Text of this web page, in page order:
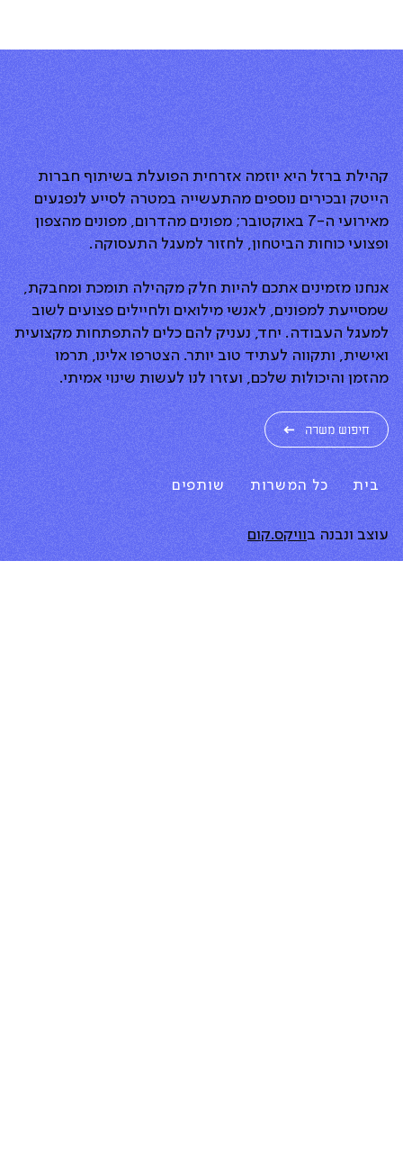
קהילת ברזל היא יוזמה אזרחית הפועלת בשיתוף חברות
הייטק ובכירים נוספים מהתעשייה במטרה לסייע לנפגעים
מאירועי ה-7 באוקטובר; מפונים מהדרום, מפונים מהצפון
ופצועי כוחות הביטחון, לחזור למעגל התעסוקה.
אנחנו מזמינים אתכם להיות חלק מקהילה תומכת ומחבקת,
שמסייעת למפונים, לאנשי מילואים ולחיילים פצועים לשוב
למעגל העבודה. יחד, נעניק להם כלים להתפתחות מקצועית
ואישית, ותקווה לעתיד טוב יותר. הצטרפו אלינו, תרמו
מהזמן והיכולות שלכם, ועזרו לנו לעשות שינוי אמיתי.
חיפוש משרה
בית כל המשרות שותפים
עוצב ונבנה בוויקס.קום